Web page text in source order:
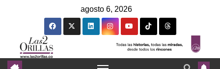
agosto 6, 2026